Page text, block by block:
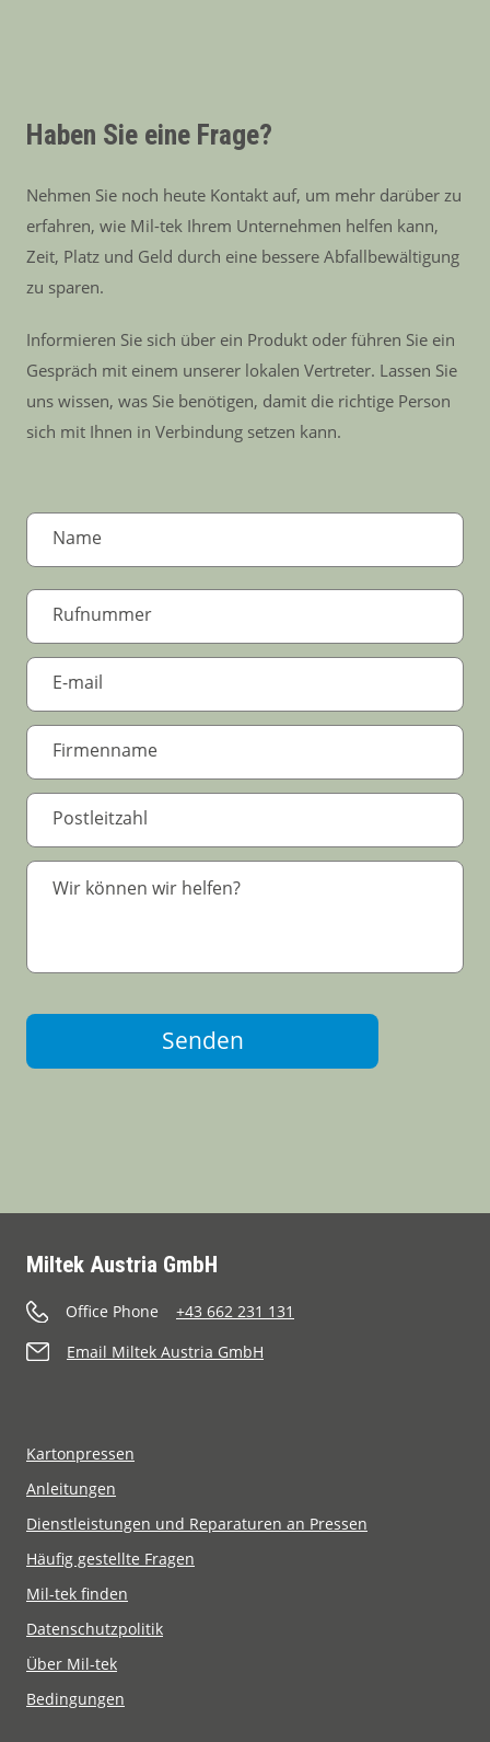
Haben Sie eine Frage?
Nehmen Sie noch heute Kontakt auf, um mehr darüber zu
erfahren, wie Mil-tek Ihrem Unternehmen helfen kann,
Zeit, Platz und Geld durch eine bessere Abfallbewältigung
zu sparen.
Informieren Sie sich über ein Produkt oder führen Sie ein
Gespräch mit einem unserer lokalen Vertreter. Lassen Sie
uns wissen, was Sie benötigen, damit die richtige Person
sich mit Ihnen in Verbindung setzen kann.
Senden
Miltek Austria GmbH
Office Phone
+43 662 231 131
Email Miltek Austria GmbH
Kartonpressen
Anleitungen
Dienstleistungen und Reparaturen an Pressen
Häufig gestellte Fragen
Mil-tek finden
Datenschutzpolitik
Über Mil-tek
Bedingungen